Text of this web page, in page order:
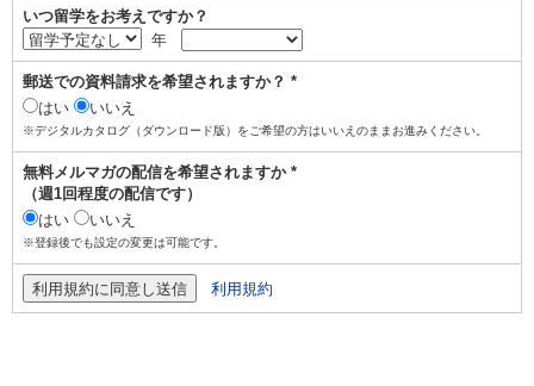
いつ留学をお考えですか？
年
郵送での資料請求を希望されますか？ *
はい
いいえ
※デジタルカタログ（ダウンロード版）をご希望の方はいいえのままお進みください。
無料メルマガの配信を希望されますか *
（週1回程度の配信です）
はい
いいえ
※登録後でも設定の変更は可能です。
利用規約